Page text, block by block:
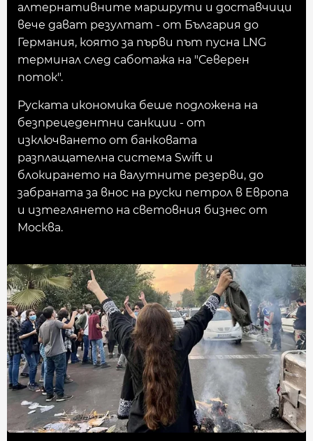
алтернативните маршрути и доставчици
вече дават резултат - от България до
Германия, която за първи път пусна LNG
терминал след саботажа на "Северен
поток".
Руската икономика беше подложена на
безпрецедентни санкции - от
изключването от банковата
разплащателна система Swift и
блокирането на валутните резерви, до
забраната за внос на руски петрол в Европа
и изтеглянето на световния бизнес от
Москва.